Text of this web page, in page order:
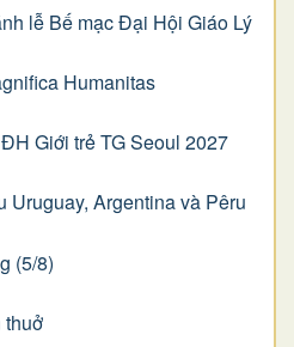
lễ Bế mạc Đại Hội Giáo Lý
Humanitas
Giới trẻ TG Seoul 2027
Uruguay, Argentina và Pêru
(5/8)
thuở